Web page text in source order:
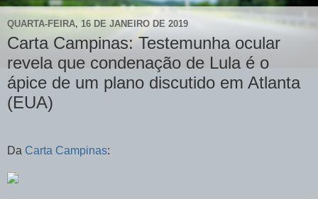
QUARTA-FEIRA, 16 DE JANEIRO DE 2019
Carta Campinas: Testemunha ocular
revela que condenação de Lula é o
ápice de um plano discutido em Atlanta
(EUA)
Da Carta Campinas: